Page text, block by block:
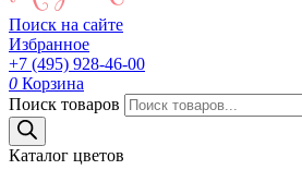
Поиск на сайте
Избранное
+7 (495) 928-46-00
0 Корзина
Поиск товаров
Каталог цветов